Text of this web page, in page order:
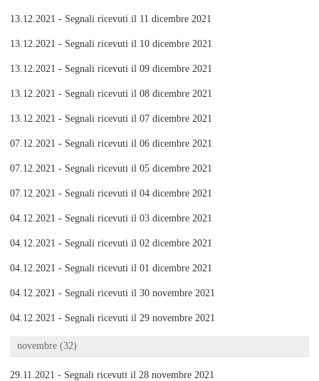
13.12.2021 - Segnali ricevuti il 11 dicembre 2021
13.12.2021 - Segnali ricevuti il 10 dicembre 2021
13.12.2021 - Segnali ricevuti il 09 dicembre 2021
13.12.2021 - Segnali ricevuti il 08 dicembre 2021
13.12.2021 - Segnali ricevuti il 07 dicembre 2021
07.12.2021 - Segnali ricevuti il 06 dicembre 2021
07.12.2021 - Segnali ricevuti il 05 dicembre 2021
07.12.2021 - Segnali ricevuti il 04 dicembre 2021
04.12.2021 - Segnali ricevuti il 03 dicembre 2021
04.12.2021 - Segnali ricevuti il 02 dicembre 2021
04.12.2021 - Segnali ricevuti il 01 dicembre 2021
04.12.2021 - Segnali ricevuti il 30 novembre 2021
04.12.2021 - Segnali ricevuti il 29 novembre 2021
novembre (32)
29.11.2021 - Segnali ricevuti il 28 novembre 2021